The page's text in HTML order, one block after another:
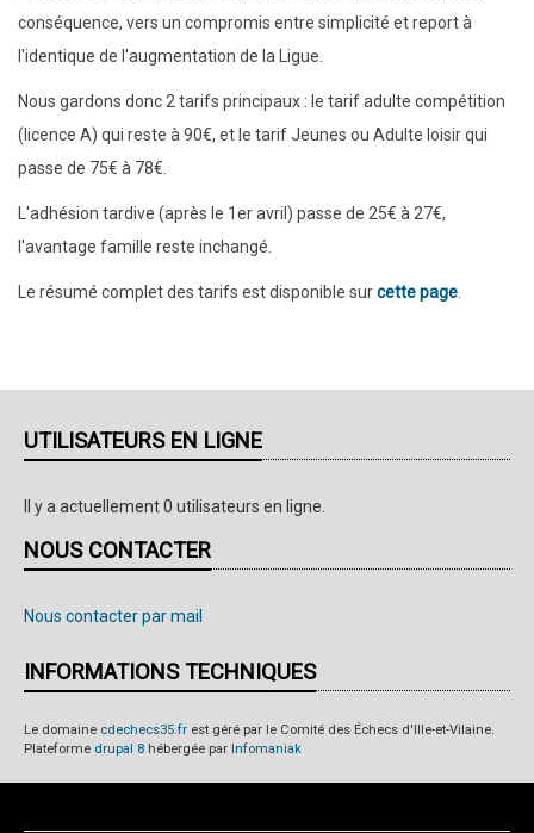
conséquence, vers un compromis entre simplicité et report à
l'identique de l'augmentation de la Ligue.
Nous gardons donc 2 tarifs principaux : le tarif adulte compétition
(licence A) qui reste à 90€, et le tarif Jeunes ou Adulte loisir qui
passe de 75€ à 78€.
L'adhésion tardive (après le 1er avril) passe de 25€ à 27€,
l'avantage famille reste inchangé.
Le résumé complet des tarifs est disponible surcette page
UTILISATEURS EN LIGNE
Il y a actuellement 0 utilisateurs en ligne.
NOUS CONTACTER
Nous contacter par mail
INFORMATIONS TECHNIQUES
Le domaine cdechecs35.fr est géré par le Comité des Échecs d'Ille-et-Vilaine.
Plateforme drupal 8 hébergée par Infomaniak